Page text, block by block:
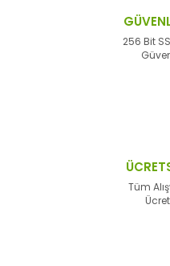
256 Bit
Tüm